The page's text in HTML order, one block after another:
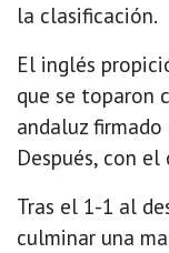
la clasificación.
El inglés
que se toparon
andaluz
Después, con
Tras el 1-1 al
culminar una